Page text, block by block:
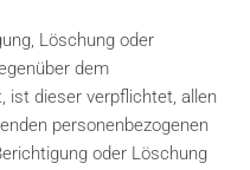
Löschung oder
dem
ist dieser verpflichtet, allen
personenbezogenen
oder Löschung